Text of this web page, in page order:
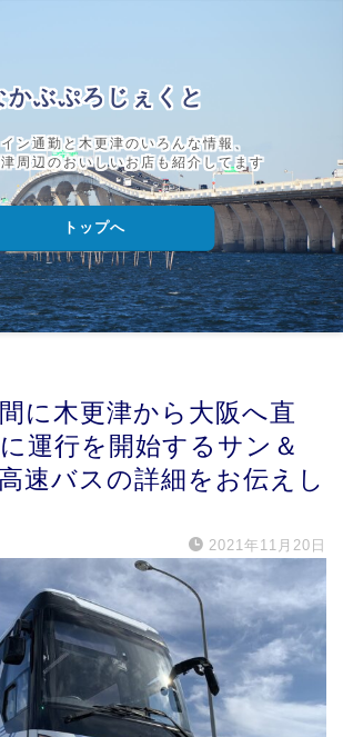
かぶぷろじぇくと
ン通勤と木更津のいろんな情報、
周辺のおいしいお店も紹介してます
トップへ
に木更津から大阪へ直
運行を開始するサン＆
速バスの詳細をお伝えし
2021年11月20日